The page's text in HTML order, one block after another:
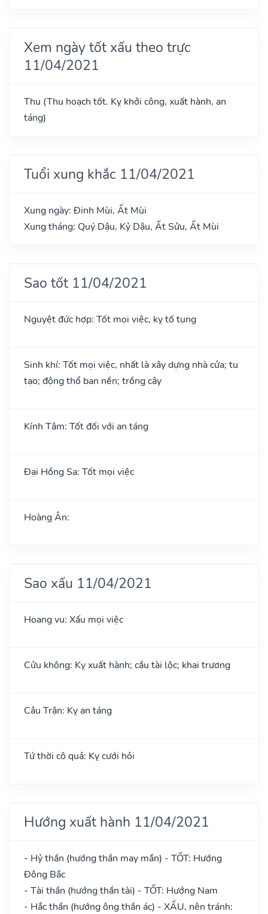
Xem ngày tốt xấu theo trực
11/04/2021
Thu (Thu hoạch tốt. Kỵ khởi công, xuất hành, an
táng)
Tuổi xung khắc 11/04/2021
Xung ngày: Đinh Mùi, Ất Mùi
Xung tháng: Quý Dậu, Kỷ Dậu, Ất Sửu, Ất Mùi
Sao tốt 11/04/2021
Nguyệt đức hợp: Tốt mọi việc, kỵ tố tụng
Sinh khí: Tốt mọi việc, nhất là xây dựng nhà cửa; tu
tạo; động thổ ban nền; trồng cây
Kính Tâm: Tốt đối với an táng
Đại Hồng Sa: Tốt mọi việc
Hoàng Ân:
Sao xấu 11/04/2021
Hoang vu: Xấu mọi việc
Cửu không: Kỵ xuất hành; cầu tài lộc; khai trương
Câu Trận: Kỵ an táng
Tứ thời cô quả: Kỵ cưới hỏi
Hướng xuất hành 11/04/2021
- Hỷ thần (hướng thần may mắn) - TỐT: Hướng
Đông Bắc
- Tài thần (hướng thần tài) - TỐT: Hướng Nam
- Hắc thần (hướng ông thần ác) - XẤU, nên tránh: